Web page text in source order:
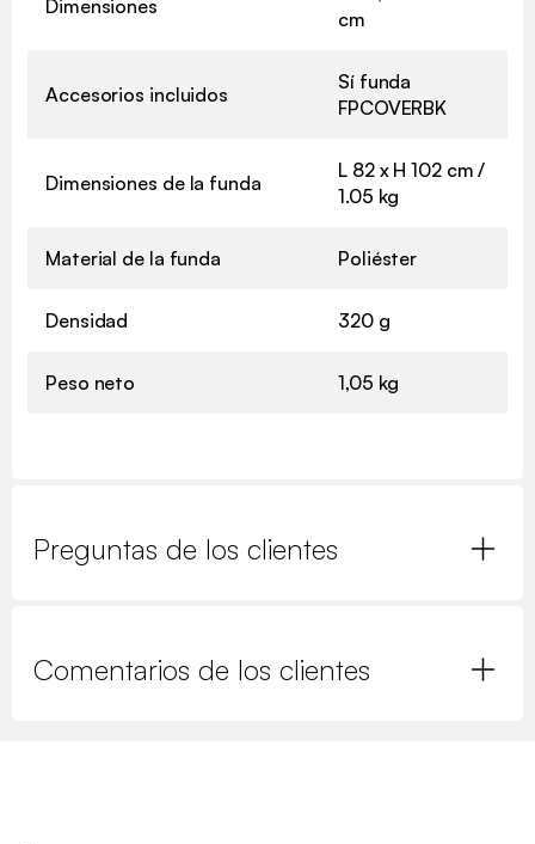
Dimensiones
cm
Accesorios incluidos
Sí funda
FPCOVERBK
Dimensiones de la funda
L 82 x H 102 cm /
1.05 kg
Material de la funda Poliéster
Densidad 320 g
Peso neto 1,05 kg
Preguntas de los clientes
Comentarios de los clientes